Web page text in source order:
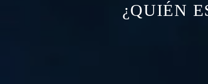
¿QUIÉN